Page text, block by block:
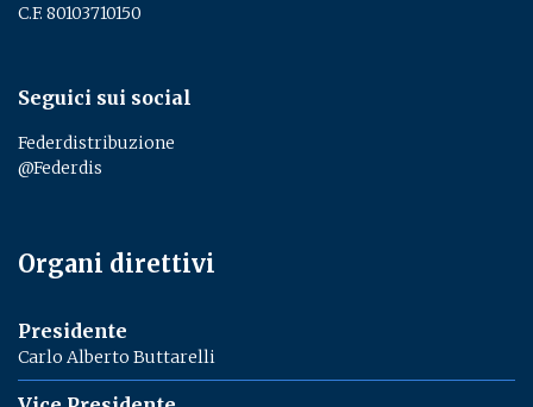
C.F. 80103710150
Seguici sui social
Federdistribuzione
@Federdis
Organi direttivi
Presidente
Carlo Alberto Buttarelli